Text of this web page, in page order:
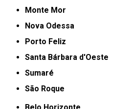
Monte Mor
Nova Odessa
Porto Feliz
Santa Bárbara d'Oeste
Sumaré
São Roque